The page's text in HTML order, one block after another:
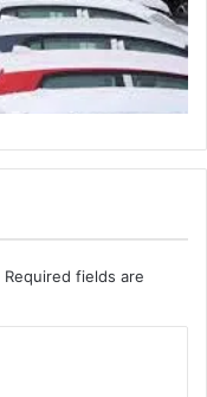
Required fields are